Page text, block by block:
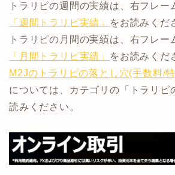
トラリピの週間の実績は、右フレー
「週間トラリピ実績」
をお読みくだ
トラリピの月間の実績は、右フレー
「月間トラリピ実績」
をお読みくだ
M2Jのトラリピの落とし穴(手数料/
については、カテゴリの「トラリピ
読みください。